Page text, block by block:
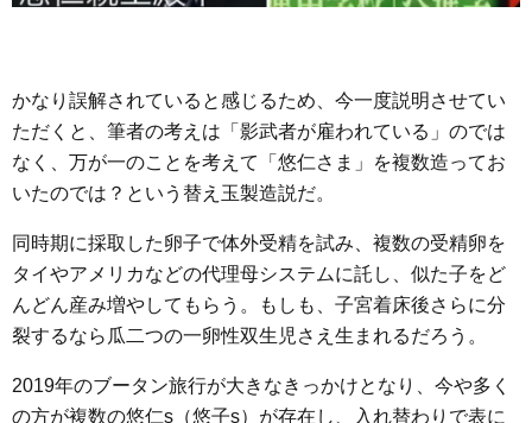
かなり誤解されていると感じるため、今一度説明させてい
ただくと、筆者の考えは「影武者が雇われている」のでは
なく、万が一のことを考えて「悠仁さま」を複数造ってお
いたのでは？という替え玉製造説だ。
同時期に採取した卵子で体外受精を試み、複数の受精卵を
タイやアメリカなどの代理母システムに託し、似た子をど
んどん産み増やしてもらう。もしも、子宮着床後さらに分
裂するなら瓜二つの一卵性双生児さえ生まれるだろう。
2019年のブータン旅行が大きなきっかけとなり、今や多く
の方が複数の悠仁s（悠子s）が存在し、入れ替わりで表に